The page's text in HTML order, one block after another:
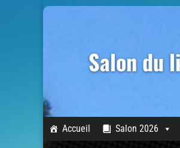
Salon du
Accueil Salon 2026